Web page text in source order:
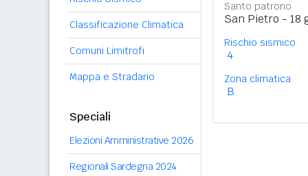
Classificazione Climatica
Comuni Limitrofi
Mappa e Stradario
Speciali
Elezioni Amministrative 2026
Regionali Sardegna 2024
Santo patrono
San Pietro - 18
Rischio sismico
4
Zona climatica
B